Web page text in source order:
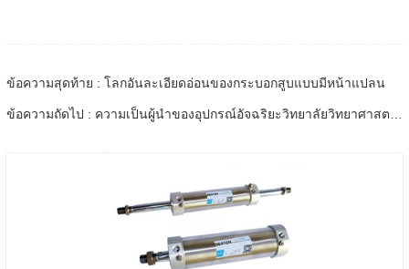
ข้อความสุดท้าย : โลกอันละเอียดอ่อนของกระบอกสูบแบบมีหน้าแปลน